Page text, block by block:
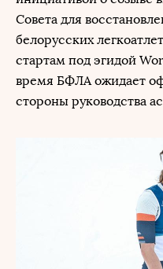
Совета для
белорусских
стартам под эгидой
время БФЛА ожидает
стороны руководства